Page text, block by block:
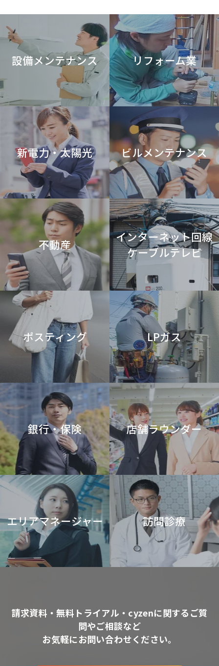
設備メンテナンス リフォーム業
新電力・太陽光 ビルメンテナンス
不動産
インターネット回線
ケーブルテレビ
ポスティング LPガス
銀行・保険 店舗ラウンダー
エリアマネージャー 訪問診療
請求資料・無料トライアル・cyzenに関するご質
問やご相談など
お気軽にお問い合わせください。